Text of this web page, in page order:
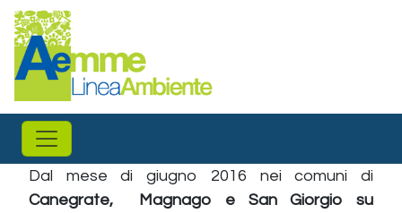
Salta al contenuto principale
Dal mese di giugno 2016 nei comuni di
Canegrate, Magnago e San Giorgio su